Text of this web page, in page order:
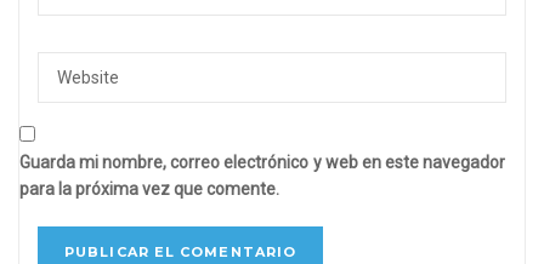
Guarda mi nombre, correo electrónico y web en este navegador
para la próxima vez que comente.